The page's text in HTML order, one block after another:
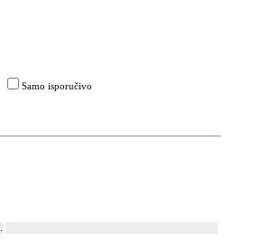
Samo isporučivo